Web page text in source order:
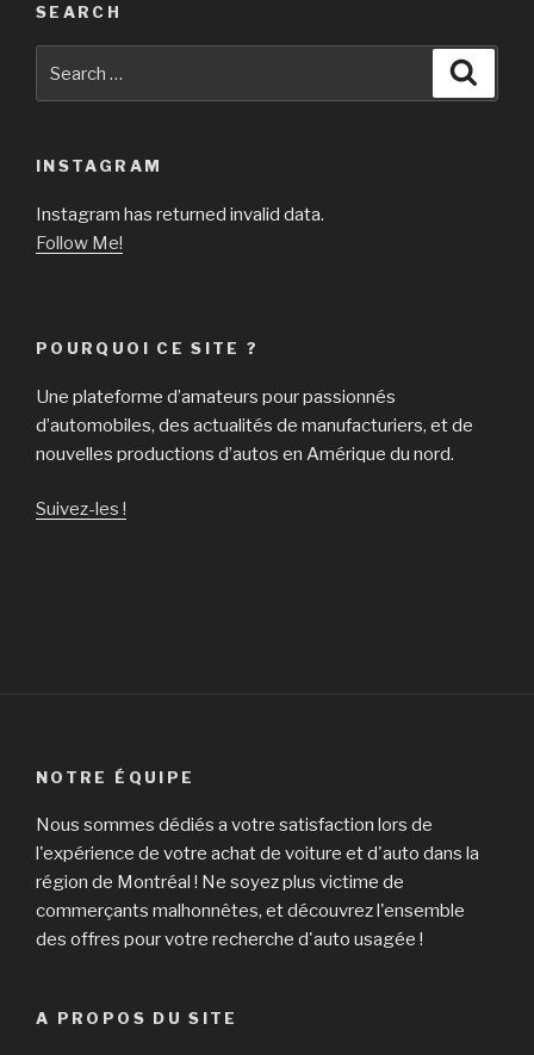
SEARCH
INSTAGRAM
Instagram has returned invalid data.
Follow Me!
POURQUOI CE SITE ?
Une plateforme d’amateurs pour passionnés
d’automobiles, des actualités de manufacturiers, et de
nouvelles productions d’autos en Amérique du nord.
Suivez-les !
NOTRE ÉQUIPE
Nous sommes dédiés a votre satisfaction lors de
l'expérience de votre achat de voiture et d'auto dans la
région de Montréal ! Ne soyez plus victime de
commerçants malhonnêtes, et découvrez l'ensemble
des offres pour votre recherche d'auto usagée !
A PROPOS DU SITE